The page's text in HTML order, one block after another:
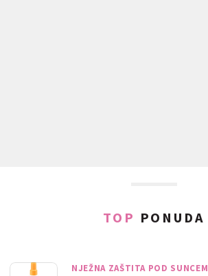
TOP PONUDA
NJEŽNA ZAŠTITA POD SUNCEM